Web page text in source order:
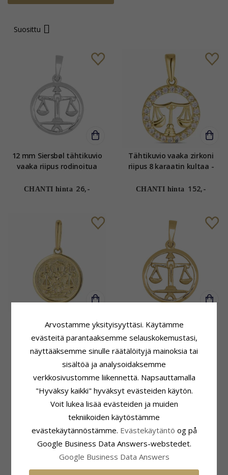
Suosittu
12 mm Siersbøl tähtikuvio
vaaka riipus rodinoitua
CHANTI hinta 26,-
Tähtikuvio vaaka zirkoni
riipus 8 karaatin kultaa -
CHANTI hinta 152,-
karaatin kultaa - Gold
Collection
CHANTI hinta 244,-
vaaka riipus kullattua
hopeaa
CHANTI hinta 39,-
Arvostamme yksityisyyttäsi. Käytämme
evästeitä parantaaksemme selauskokemustasi,
näyttääksemme sinulle räätälöityjä mainoksia tai
sisältöä ja analysoidaksemme
verkkosivustomme liikennettä. Napsauttamalla
"Hyväksy kaikki" hyväksyt evästeiden käytön.
Voit lukea lisää evästeiden ja muiden
tekniikoiden käytöstämme
evästekäytännöstämme. Evästekäytäntö og på
Google Business Data Answers-webstedet.
Google Business Data Answers